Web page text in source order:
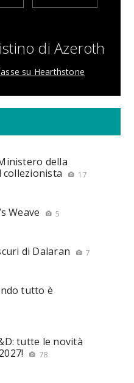
di Azeroth
su Hearthstone
della
collezionista
17
Weave 5
di Dalaran 7
tutto è
tutte le novità
78